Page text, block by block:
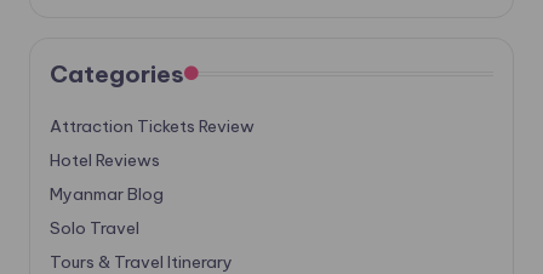
Categories
Attraction Tickets Review
Hotel Reviews
Myanmar Blog
Solo Travel
Tours & Travel Itinerary